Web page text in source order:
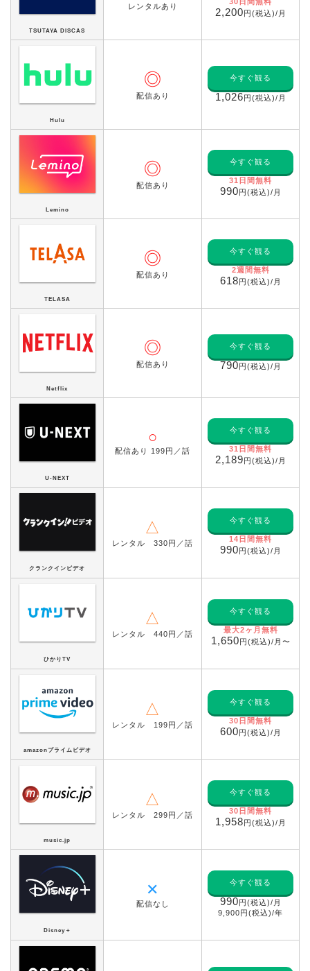
TSUTAYA DISCAS
レンタルあり
30日間無料
2,200 円(税込)/月
Hulu
◎
配信あり
今すぐ観る
1,026 円(税込)/月
Lemino
◎
配信あり
今すぐ観る
31日間無料
990 円(税込)/月
TELASA
◎
配信あり
今すぐ観る
2週間無料
618 円(税込)/月
Netflix
◎
配信あり
今すぐ観る
790 円(税込)/月
U-NEXT
○
配信あり 199円／話
今すぐ観る
31日間無料
2,189 円(税込)/月
クランクインビデオ
△
レンタル 330円／話
今すぐ観る
14日間無料
990 円(税込)/月
ひかりTV
△
レンタル 440円／話
今すぐ観る
最大2ヶ月無料
1,650 円(税込)/月〜
amazonプライムビデオ
△
レンタル 199円／話
今すぐ観る
30日間無料
600 円(税込)/月
music.jp
△
レンタル 299円／話
今すぐ観る
30日間無料
1,958 円(税込)/月
Disney＋
✕
配信なし
今すぐ観る
990 円(税込)/月
9,900円(税込)/年